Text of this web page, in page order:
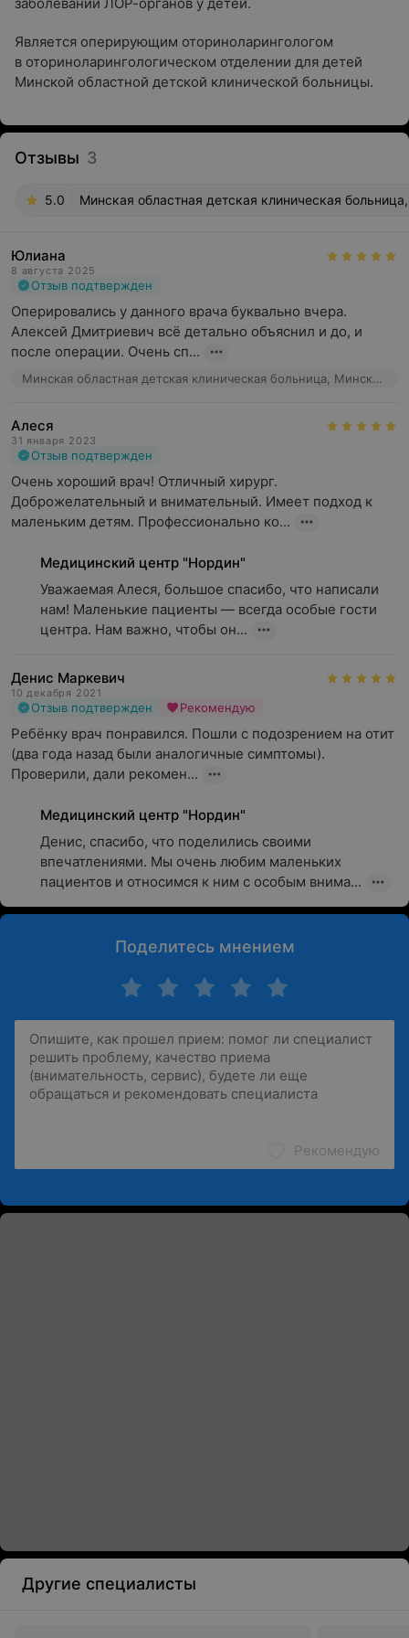
Является оперирующим оториноларингологом
в оториноларингологическом отделении для детей
Минской областной детской клинической больницы.
Отзывы 3
5.0 Минская областная детская клиническая
Юлиана
8 августа 2025
Отзыв подтвержден
Оперировались у данного врача буквально вчера.
Алексей Дмитриевич всё детально объяснил и до, и
после операции. Очень сп...
Минская областная детская клиническая больница, Минский р-н, д. Боровляны, ул. Фрунзенская, 19Б
Алеся
31 января 2023
Отзыв подтвержден
Очень хороший врач! Отличный хирург.
Доброжелательный и внимательный. Имеет подход к
маленьким детям. Профессионально ко...
Медицинский центр "Нордин"
Уважаемая Алеся, большое спасибо, что написали
нам! Маленькие пациенты — всегда особые гости
центра. Нам важно, чтобы он...
Денис Маркевич
10 декабря 2021
Отзыв подтвержден Рекомендую
Ребёнку врач понравился. Пошли с подозрением на отит
(два года назад были аналогичные симптомы).
Проверили, дали рекомен...
Медицинский центр "Нордин"
Денис, спасибо, что поделились своими
впечатлениями. Мы очень любим маленьких
пациентов и относимся к ним с особым внима...
Поделитесь мнением
Рекомендую
Другие специалисты